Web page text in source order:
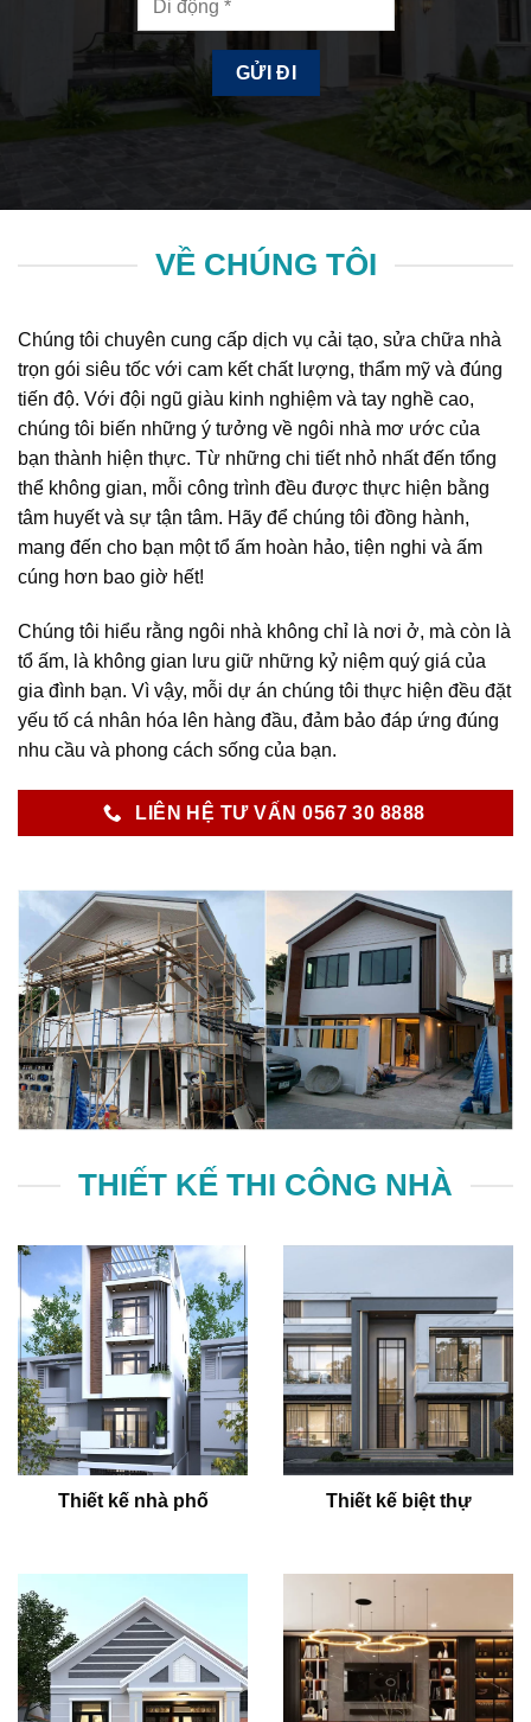
VỀ CHÚNG TÔI
Chúng tôi chuyên cung cấp dịch vụ cải tạo, sửa chữa nhà
trọn gói siêu tốc với cam kết chất lượng, thẩm mỹ và đúng
tiến độ. Với đội ngũ giàu kinh nghiệm và tay nghề cao,
chúng tôi biến những ý tưởng về ngôi nhà mơ ước của
bạn thành hiện thực. Từ những chi tiết nhỏ nhất đến tổng
thể không gian, mỗi công trình đều được thực hiện bằng
tâm huyết và sự tận tâm. Hãy để chúng tôi đồng hành,
mang đến cho bạn một tổ ấm hoàn hảo, tiện nghi và ấm
cúng hơn bao giờ hết!
Chúng tôi hiểu rằng ngôi nhà không chỉ là nơi ở, mà còn là
tổ ấm, là không gian lưu giữ những kỷ niệm quý giá của
gia đình bạn. Vì vậy, mỗi dự án chúng tôi thực hiện đều đặt
yếu tố cá nhân hóa lên hàng đầu, đảm bảo đáp ứng đúng
nhu cầu và phong cách sống của bạn.
LIÊN HỆ TƯ VẤN 0567 30 8888
THIẾT KẾ THI CÔNG NHÀ
Thiết kế nhà phố Thiết kế biệt thự